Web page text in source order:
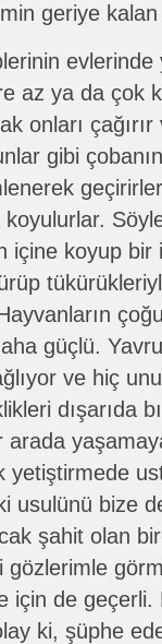
geriye kalan
az ya da çok
onları
gibi
içine koyup
güçlü.
ve hiç
dışarıda
arada
yetiştirmede
usulünü bize
şahit olan
gözlerimle
için de
ki, şüphe